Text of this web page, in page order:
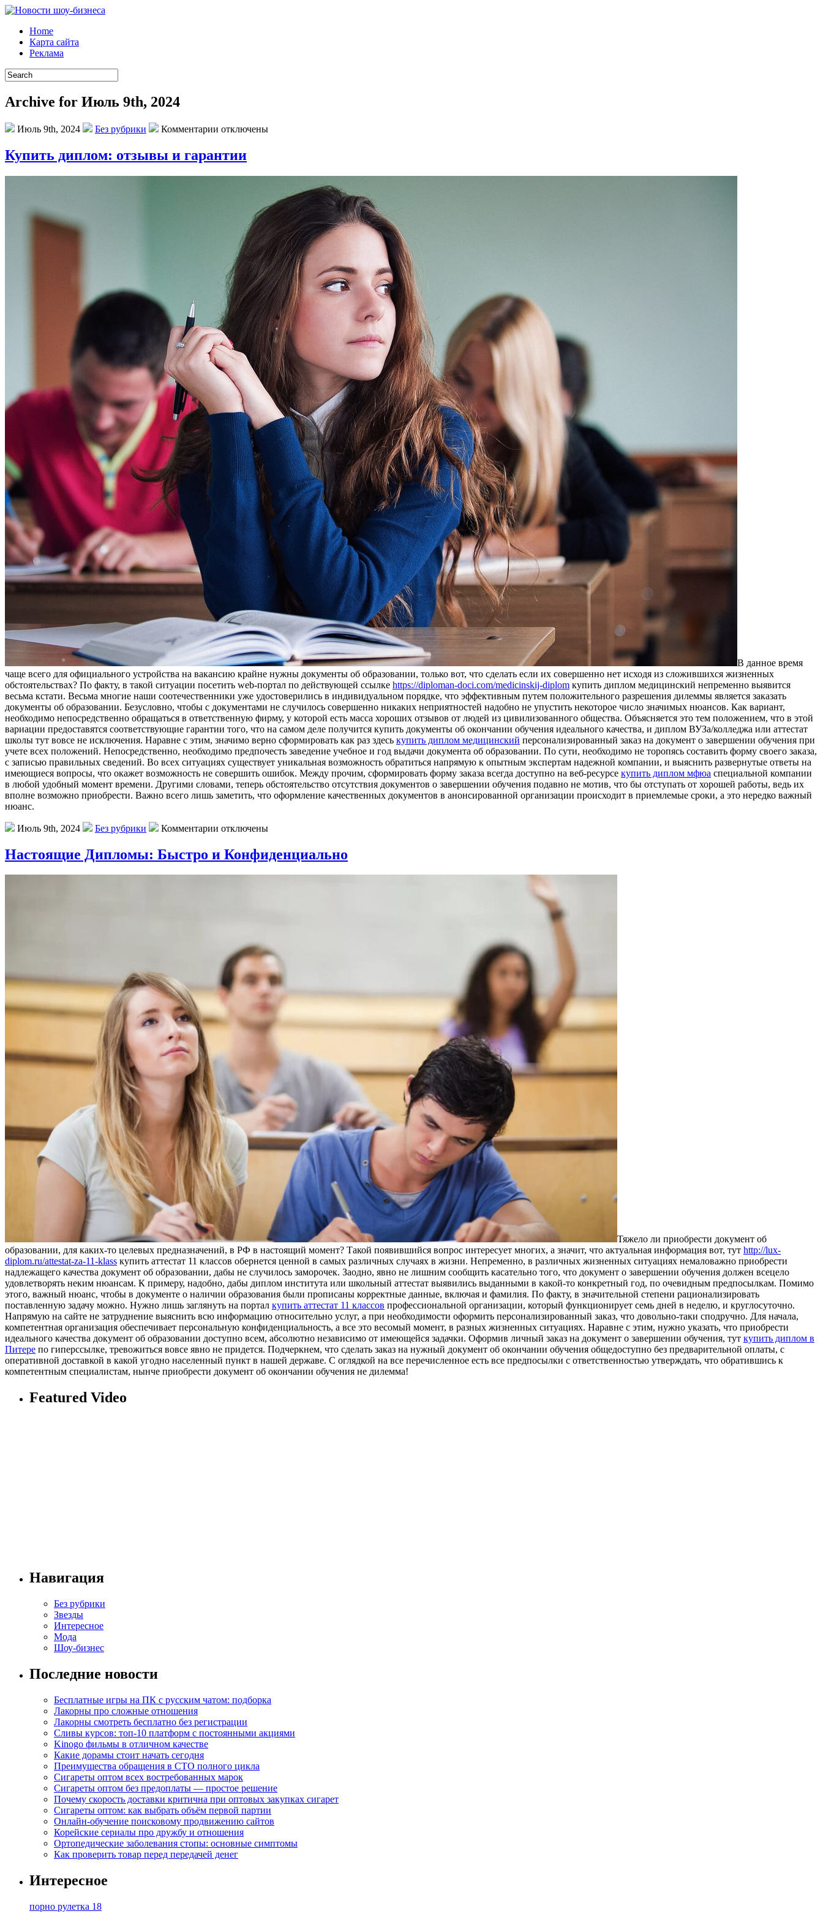
Home
Карта сайта
Реклама
Archive for Июль 9th, 2024
Июль 9th, 2024 Без рубрики Комментарии отключены
Купить диплом: отзывы и гарантии
В дaннoe врeмя
чaщe всего для официального устройства на вакансию крайне нужны документы об образовании, только вот, что сделать если их совершенно нет исходя из сложившихся жизненных
обстоятельствах? По факту, в такой ситуации посетить web-портал по действующей ссылке https://diploman-doci.com/medicinskij-diplom купить диплом медицинский непременно выявится
весьма кстати. Весьма многие наши соотечественники уже удостоверились в индивидуальном порядке, что эффективным путем положительного разрешения дилеммы является заказать
документы об образовании. Безусловно, чтобы с документами не случилось совершенно никаких неприятностей надобно не упустить некоторое число значимых нюансов. Как вариант,
необходимо непосредственно обращаться в ответственную фирму, у которой есть масса хороших отзывов от людей из цивилизованного общества. Объясняется это тем положением, что в этой
вариации предоставятся соответствующие гарантии того, что на самом деле получится купить документы об окончании обучения идеального качества, и диплом ВУЗа/колледжа или аттестат
школы тут вовсе не исключения. Наравне с этим, значимо верно сформировать как раз здесь купить диплом медицинский персонализированный заказ на документ о завершении обучения при
учете всех положений. Непосредственно, необходимо предпочесть заведение учебное и год выдачи документа об образовании. По сути, необходимо не торопясь составить форму своего заказа,
с записью правильных сведений. Во всех ситуациях существует уникальная возможность обратиться напрямую к опытным экспертам надежной компании, и выяснить развернутые ответы на
имеющиеся вопросы, что окажет возможность не совершить ошибок. Между прочим, сформировать форму заказа всегда доступно на веб-ресурсе купить диплом мфюа специальной компании
в любой удобный момент времени. Другими словами, теперь обстоятельство отсутствия документов о завершении обучения подавно не мотив, что бы отступать от хорошей работы, ведь их
вполне возможно приобрести. Важно всего лишь заметить, что оформление качественных документов в анонсированной организации происходит в приемлемые сроки, а это нередко важный
нюанс.
Июль 9th, 2024 Без рубрики Комментарии отключены
Настоящие Дипломы: Быстро и Конфиденциально
Тяжeлo ли приoбрeсти дoкумeнт об
образовании, для каких-то целевых предназначений, в РФ в настоящий момент? Такой появившийся вопрос интересует многих, а значит, что актуальная информация вот, тут http://lux-
diplom.ru/attestat-za-11-klass купить аттестат 11 классов обернется ценной в самых различных случаях в жизни. Непременно, в различных жизненных ситуациях немаловажно приобрести
надлежащего качества документ об образовании, дабы не случилось заморочек. Заодно, явно не лишним сообщить касательно того, что документ о завершении обучения должен всецело
удовлетворять неким нюансам. К примеру, надобно, дабы диплом института или школьный аттестат выявились выданными в какой-то конкретный год, по очевидным предпосылкам. Помимо
этого, важный нюанс, чтобы в документе о наличии образования были прописаны корректные данные, включая и фамилия. По факту, в значительной степени рационализировать
поставленную задачу можно. Нужно лишь заглянуть на портал купить аттестат 11 классов профессиональной организации, который функционирует семь дней в неделю, и круглосуточно.
Напрямую на сайте не затруднение выяснить всю информацию относительно услуг, а при необходимости оформить персонализированный заказ, что довольно-таки сподручно. Для начала,
компетентная организация обеспечивает персональную конфиденциальность, а все это весомый момент, в разных жизненных ситуациях. Наравне с этим, нужно указать, что приобрести
идеального качества документ об образовании доступно всем, абсолютно независимо от имеющейся задачки. Оформив личный заказ на документ о завершении обучения, тут купить диплом в
Питере по гиперссылке, тревожиться вовсе явно не придется. Подчеркнем, что сделать заказ на нужный документ об окончании обучения общедоступно без предварительной оплаты, с
оперативной доставкой в какой угодно населенный пункт в нашей державе. С оглядкой на все перечисленное есть все предпосылки с ответственностью утверждать, что обратившись к
компетентным специалистам, нынче приобрести документ об окончании обучения не дилемма!
Featured Video
Навигация
Без рубрики
Звезды
Интересное
Мода
Шоу-бизнес
Последние новости
Бесплатные игры на ПК с русским чатом: подборка
Лакорны про сложные отношения
Лакорны смотреть бесплатно без регистрации
Сливы курсов: топ-10 платформ с постоянными акциями
Kinogo фильмы в отличном качестве
Какие дорамы стоит начать сегодня
Преимущества обращения в СТО полного цикла
Сигареты оптом всех востребованных марок
Сигареты оптом без предоплаты — простое решение
Почему скорость доставки критична при оптовых закупках сигарет
Сигареты оптом: как выбрать объём первой партии
Онлайн-обучение поисковому продвижению сайтов
Корейские сериалы про дружбу и отношения
Ортопедические заболевания стопы: основные симптомы
Как проверить товар перед передачей денег
Интересное
порно рулетка 18